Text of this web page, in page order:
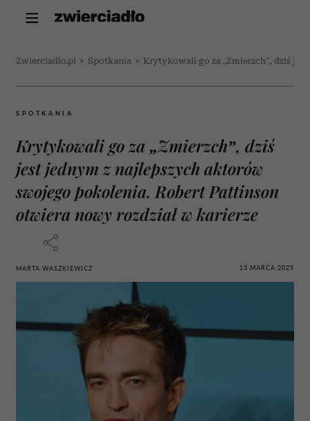
Zwierciadlo.pl > Spotkania > Krytykowali go za „Zmierzch”, dziś
SPOTKANIA
Krytykowali go za „Zmierzch”, dziś
jest jednym z najlepszych aktorów
swojego pokolenia. Robert Pattinson
otwiera nowy rozdział w karierze
MARTA WASZKIEWICZ 13 MARCA 2025